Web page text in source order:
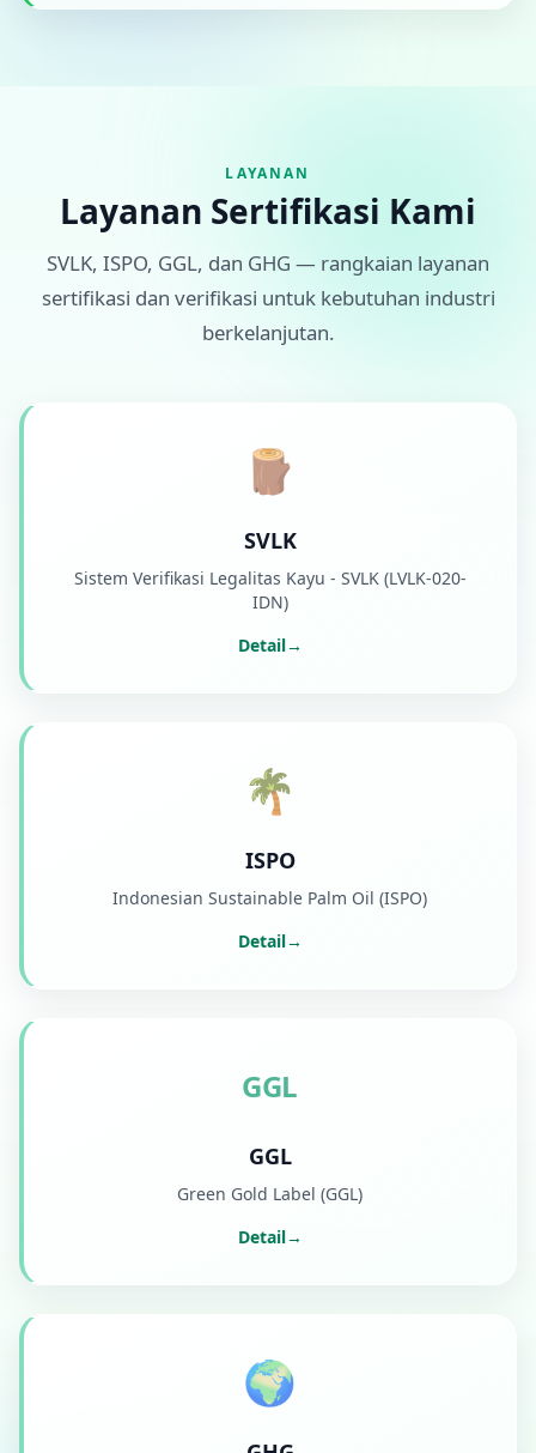
LAYANAN
Layanan Sertifikasi Kami
SVLK, ISPO, GGL, dan GHG — rangkaian layanan
sertifikasi dan verifikasi untuk kebutuhan industri
berkelanjutan.
🪵
SVLK
Sistem Verifikasi Legalitas Kayu - SVLK (LVLK-020-
IDN)
Detail→
🌴
ISPO
Indonesian Sustainable Palm Oil (ISPO)
Detail→
GGL
GGL
Green Gold Label (GGL)
Detail→
🌍